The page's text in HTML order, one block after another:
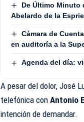
De Último Minuto
Abelardo de la
Cámara de
en auditoría a la
Agenda del día:
A pesar del dolor, José
telefónica conAntonio
intención de demandar.